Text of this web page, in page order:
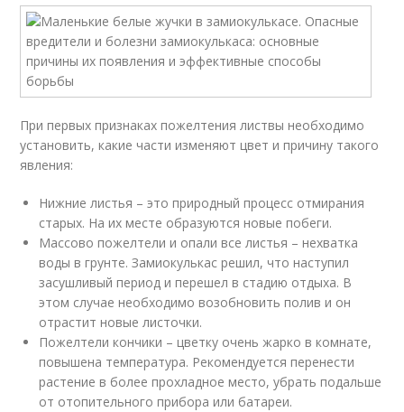
При первых признаках пожелтения листвы необходимо
установить, какие части изменяют цвет и причину такого
явления:
Нижние листья – это природный процесс отмирания
старых. На их месте образуются новые побеги.
Массово пожелтели и опали все листья – нехватка
воды в грунте. Замиокулькас решил, что наступил
засушливый период и перешел в стадию отдыха. В
этом случае необходимо возобновить полив и он
отрастит новые листочки.
Пожелтели кончики – цветку очень жарко в комнате,
повышена температура. Рекомендуется перенести
растение в более прохладное место, убрать подальше
от отопительного прибора или батареи.